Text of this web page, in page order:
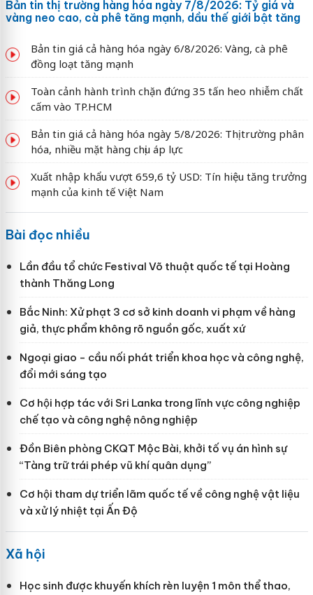
Bản tin thị trường hàng hóa ngày 7/8/2026: Tỷ giá và
vàng neo cao, cà phê tăng mạnh, dầu thế giới bật tăng
Bản tin giá cả hàng hóa ngày 6/8/2026: Vàng, cà phê
đồng loạt tăng mạnh
Toàn cảnh hành trình chặn đứng 35 tấn heo nhiễm chất
cấm vào TP.HCM
Bản tin giá cả hàng hóa ngày 5/8/2026: Thị trường phân
hóa, nhiều mặt hàng chịu áp lực
Xuất nhập khẩu vượt 659,6 tỷ USD: Tín hiệu tăng trưởng
mạnh của kinh tế Việt Nam
Bài đọc nhiều
Lần đầu tổ chức Festival Võ thuật quốc tế tại Hoàng
thành Thăng Long
Bắc Ninh: Xử phạt 3 cơ sở kinh doanh vi phạm về hàng
giả, thực phẩm không rõ nguồn gốc, xuất xứ
Ngoại giao - cầu nối phát triển khoa học và công nghệ,
đổi mới sáng tạo
Cơ hội hợp tác với Sri Lanka trong lĩnh vực công nghiệp
chế tạo và công nghệ nông nghiệp
Đồn Biên phòng CKQT Mộc Bài, khởi tố vụ án hình sự
“Tàng trữ trái phép vũ khí quân dụng”
Cơ hội tham dự triển lãm quốc tế về công nghệ vật liệu
và xử lý nhiệt tại Ấn Độ
Xã hội
Học sinh được khuyến khích rèn luyện 1 môn thể thao,